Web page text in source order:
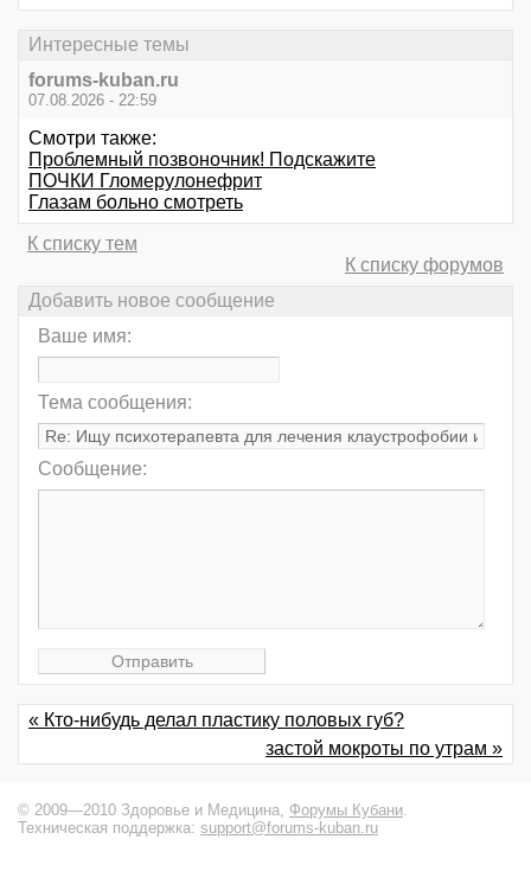
Интересные темы
forums-kuban.ru
07.08.2026 - 22:59
Смотри также:
Проблемный позвоночник! Подскажите
ПОЧКИ Гломерулонефрит
Глазам больно смотреть
К списку тем
К списку форумов
Добавить новое сообщение
Ваше имя:
Тема сообщения:
Сообщение:
« Кто-нибудь делал пластику половых губ?
застой мокроты по утрам »
© 2009—2010 Здоровье и Медицина, Форумы Кубани.
Техническая поддержка: support@forums-kuban.ru